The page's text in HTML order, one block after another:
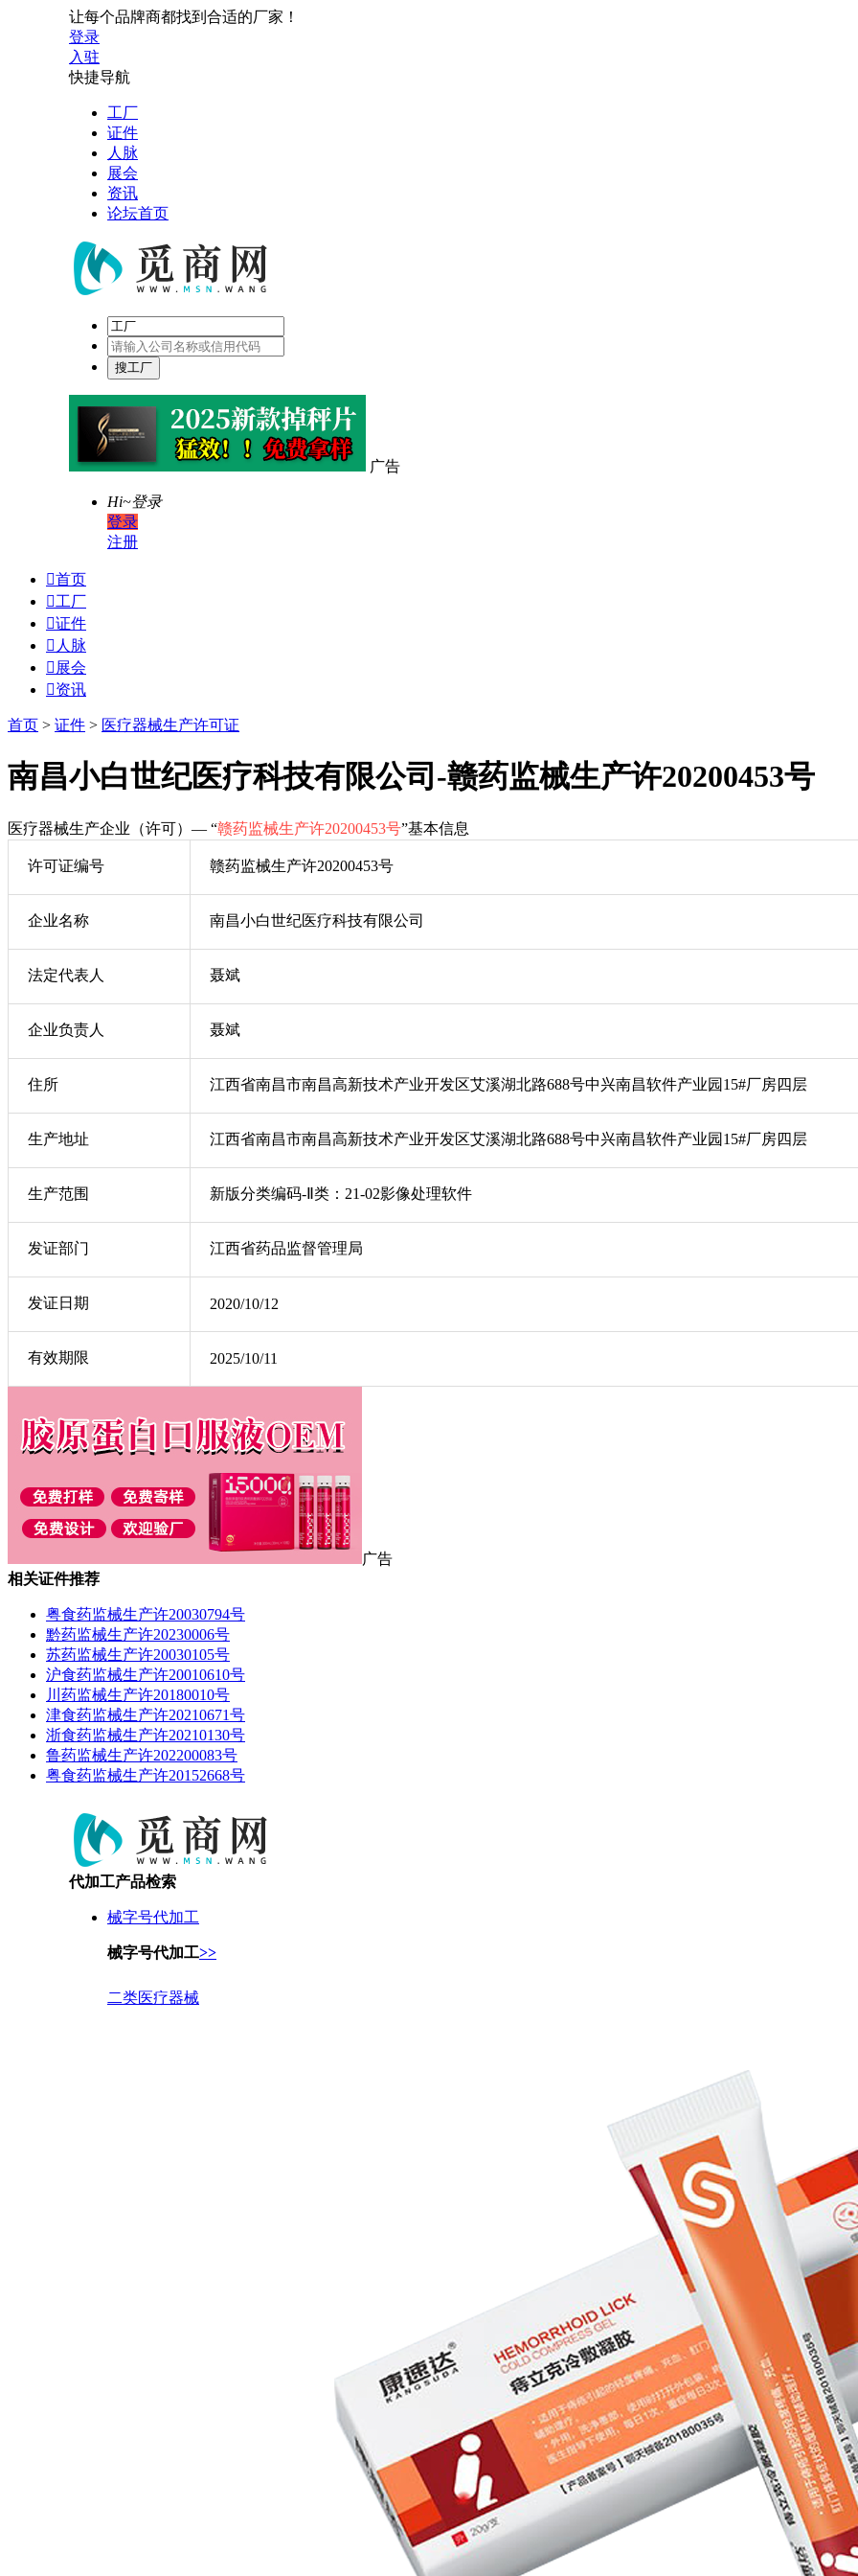
让每个品牌商都找到合适的厂家！
登录
入驻
快捷导航
工厂
证件
人脉
展会
资讯
论坛首页
广告
Hi~登录
登录
注册
首页
工厂
证件
 人脉
 展会
资讯
首页 > 证件 > 医疗器械生产许可证
南昌小白世纪医疗科技有限公司-赣药监械生产许20200453号
医疗器械生产企业（许可）— “赣药监械生产许20200453号”基本信息
许可证编号 赣药监械生产许20200453号
企业名称 南昌小白世纪医疗科技有限公司
法定代表人 聂斌
企业负责人 聂斌
住所 江西省南昌市南昌高新技术产业开发区艾溪湖北路688号中兴南昌软件产业园15#厂房四层
生产地址 江西省南昌市南昌高新技术产业开发区艾溪湖北路688号中兴南昌软件产业园15#厂房四层
生产范围 新版分类编码-Ⅱ类：21-02影像处理软件
发证部门 江西省药品监督管理局
发证日期 2020/10/12
有效期限 2025/10/11
广告
相关证件推荐
粤食药监械生产许20030794号
黔药监械生产许20230006号
苏药监械生产许20030105号
沪食药监械生产许20010610号
川药监械生产许20180010号
津食药监械生产许20210671号
浙食药监械生产许20210130号
鲁药监械生产许202200083号
粤食药监械生产许20152668号
代加工产品检索
械字号代加工
械字号代加工>>
二类医疗器械